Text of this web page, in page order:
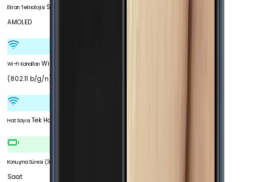
Ekran Teknolojisi Super
AMOLED
Wi-Fi Kanalları Wi-Fi 4
(802.11 b/g/n)
Hat Sayısı Tek Hat
Konuşma Süresi (3G)
Saat